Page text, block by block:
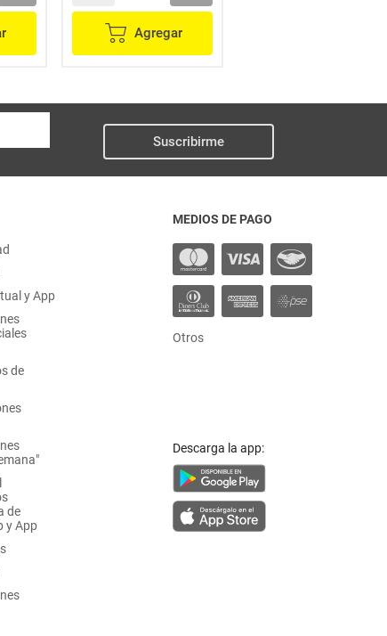
Agregar
Suscribirme
y App
de
de
y App
MEDIOS DE PAGO
Otros
Descarga la app: